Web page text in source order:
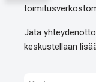
Jätä
keskustellaan